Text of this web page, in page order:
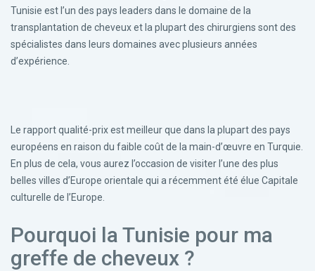
Tunisie est l’un des pays leaders dans le domaine de la
transplantation de cheveux et la plupart des chirurgiens sont des
spécialistes dans leurs domaines avec plusieurs années
d’expérience.
Le rapport qualité-prix est meilleur que dans la plupart des pays
européens en raison du faible coût de la main-d’œuvre en Turquie.
En plus de cela, vous aurez l’occasion de visiter l’une des plus
belles villes d’Europe orientale qui a récemment été élue Capitale
culturelle de l’Europe.
Pourquoi la Tunisie pour ma
greffe de cheveux ?